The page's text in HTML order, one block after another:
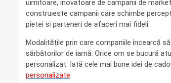
uimitoare, inovatoare de campanii de
construieste campanii care schimbe
pietei si parteneri de afaceri mai fideli.
Modalitățile prin care companiile încearcă
sărbătorilor de iarnă. Orice om se bucură
personalizat. Iată cele mai bune idei de
personalizate: